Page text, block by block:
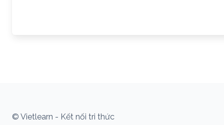
© Vietlearn - Kết nối tri thức